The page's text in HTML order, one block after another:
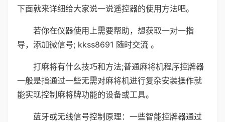
下面就来详细给大家说一说遥控器的使用方法吧。
若你在仪器使用上需要帮助，想获取一对一指
导，添加微信号; kkss8691 随时交流 。
打麻将有什么技巧和方法;普通麻将机程序控牌器
一般是指通过一些无需对麻将机进行复杂安装操作就
能实现控制麻将牌功能的设备或工具。
蓝牙或无线信号控制原理：一些智能控牌器通过